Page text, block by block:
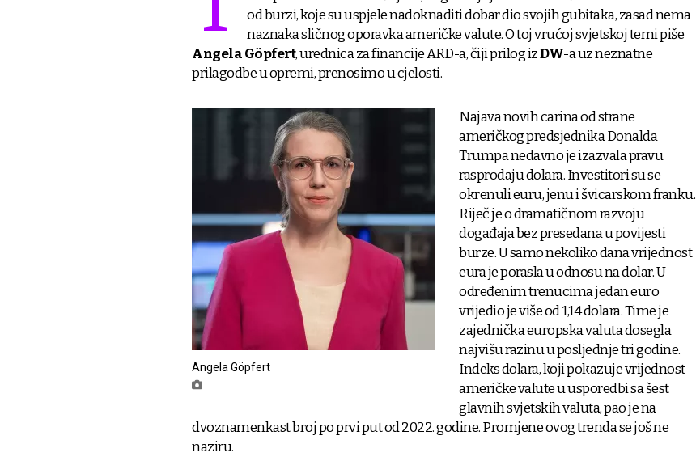
od burzi, koje su uspjele nadoknaditi dobar dio svojih gubitaka, zasad nema
naznaka sličnog oporavka američke valute. O toj vrućoj svjetskoj temi piše
Angela Göpfert, urednica za financije ARD-a, čiji prilog izDW-a uz neznatne
prilagodbe u opremi, prenosimo u cjelosti.
Angela Göpfert
Najava novih carina od strane
američkog predsjednika Donalda
Trumpa nedavno je izazvala pravu
rasprodaju dolara. Investitori su se
okrenuli euru, jenu i švicarskom franku.
Riječ je o dramatičnom razvoju
događaja bez presedana u povijesti
burze. U samo nekoliko dana vrijednost
eura je porasla u odnosu na dolar. U
određenim trenucima jedan euro
vrijedio je više od 1,14 dolara. Time je
zajednička europska valuta dosegla
najvišu razinu u posljednje tri godine.
Indeks dolara, koji pokazuje vrijednost
američke valute u usporedbi sa šest
glavnih svjetskih valuta, pao je na
dvoznamenkast broj po prvi put od 2022. godine. Promjene ovog trenda se još ne
naziru.